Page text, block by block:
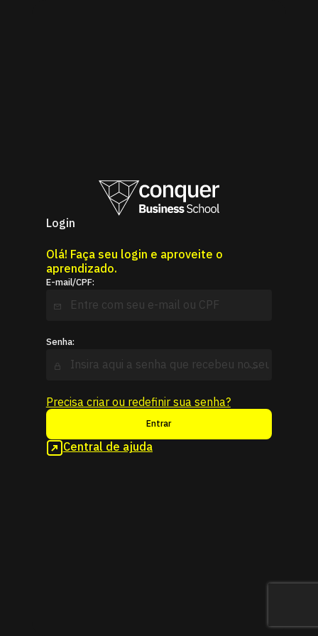
Login
Olá! Faça seu login e aproveite o
aprendizado.
E-mail/CPF:
Senha:
Precisa criar ou redefinir sua senha?
Entrar
Central de ajuda